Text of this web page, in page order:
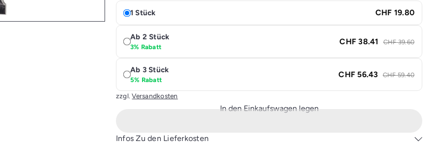
1 Stück CHF 19.80
Ab 2 Stück
3% Rabatt
CHF 38.41 CHF 39.60
Ab 3 Stück
5% Rabatt
CHF 56.43 CHF 59.40
zzgl.Versandkosten
In den Einkaufswagen legen
Infos Zu den Lieferkosten